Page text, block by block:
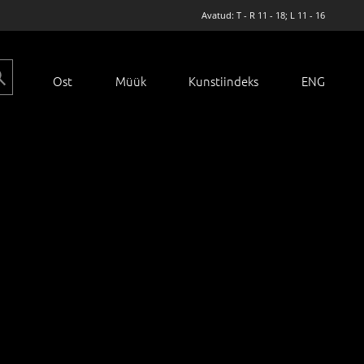
Avatud: T - R 11 - 18; L 11 - 16
Ost Müük Kunstiindeks ENG